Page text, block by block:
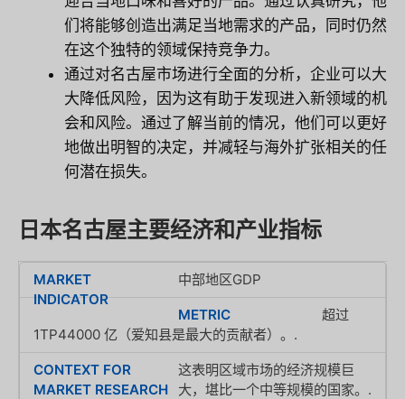
们将能够创造出满足当地需求的产品，同时仍然
在这个独特的领域保持竞争力。
通过对名古屋市场进行全面的分析，企业可以大
大降低风险，因为这有助于发现进入新领域的机
会和风险。通过了解当前的情况，他们可以更好
地做出明智的决定，并减轻与海外扩张相关的任
何潜在损失。
日本名古屋主要经济和产业指标
中部地区GDP
超过
1TP44000 亿（爱知县是最大的贡献者）。.
这表明区域市场的经济规模巨
大，堪比一个中等规模的国家。.